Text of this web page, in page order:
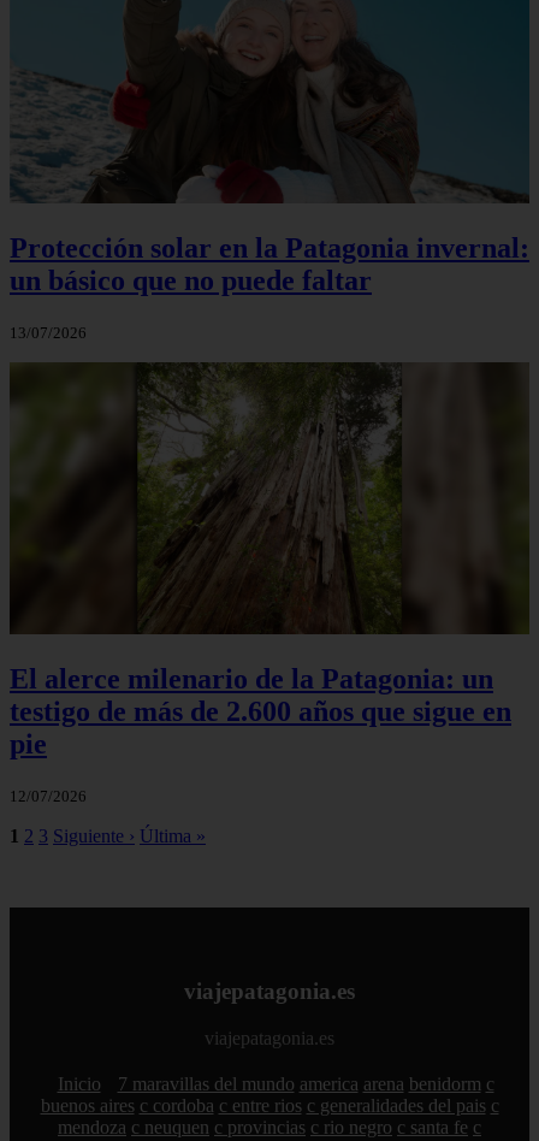
Protección solar en la Patagonia invernal:
un básico que no puede faltar
13/07/2026
El alerce milenario de la Patagonia: un
testigo de más de 2.600 años que sigue en
pie
12/07/2026
1 2 3 Siguiente › Última »
viajepatagonia.es
viajepatagonia.es
Inicio 7 maravillas del mundo america arena benidorm c
buenos aires c cordoba c entre rios c generalidades del pais c
mendoza c neuquen c provincias c rio negro c santa fe c